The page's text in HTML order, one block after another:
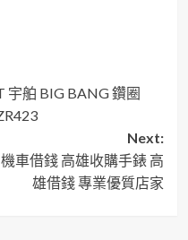
宇舶 BIG BANG 鑽圈
Next:
車借錢 高雄收購手錶 高
雄借錢 專業優質店家